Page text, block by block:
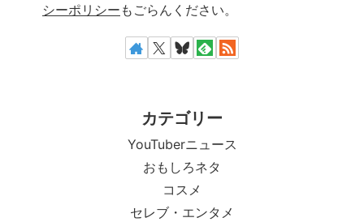
シーポリシー もごらんください。
カテゴリー
YouTuberニュース
おもしろネタ
コスメ
セレブ・エンタメ